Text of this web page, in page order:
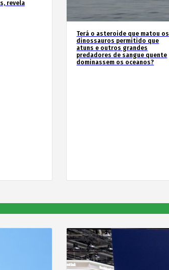
revela
Terá o asteroide que matou os
dinossauros permitido que
atuns e outros grandes
predadores de sangue quente
dominassem os oceanos?